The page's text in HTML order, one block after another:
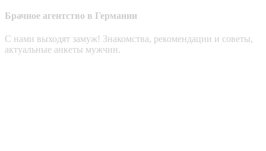
Брачное агентство в Германии
С нами выходят замуж! Знакомства, рекомендации и советы,
актуальные анкеты мужчин.